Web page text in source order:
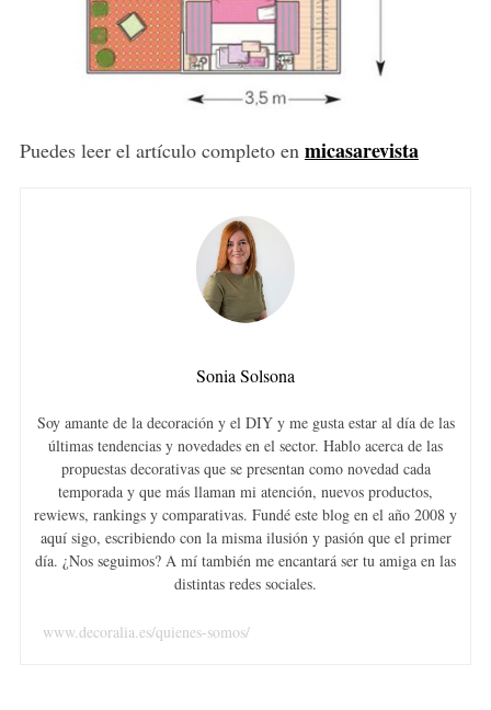
Puedes leer el artículo completo en micasarevista
Sonia Solsona
Soy amante de la decoración y el DIY y me gusta estar al día de las
últimas tendencias y novedades en el sector. Hablo acerca de las
propuestas decorativas que se presentan como novedad cada
temporada y que más llaman mi atención, nuevos productos,
rewiews, rankings y comparativas. Fundé este blog en el año 2008 y
aquí sigo, escribiendo con la misma ilusión y pasión que el primer
día. ¿Nos seguimos? A mí también me encantará ser tu amiga en las
distintas redes sociales.
www.decoralia.es/quienes-somos/
a